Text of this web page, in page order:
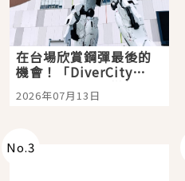
在台場欣賞鋼彈最後的
機會！「DiverCity
Tokyo Plaza」搭船、
購物、美食及夜景，一
2026年07月13日
No.3